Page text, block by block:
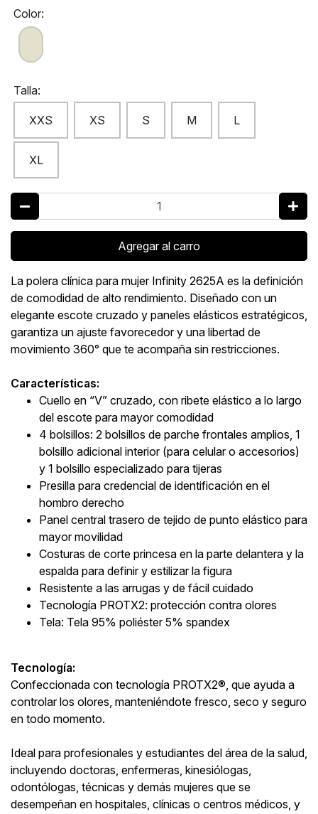
Color:
Talla:
XXS XS S M L
XL
Agregar al carro
La polera clínica para mujer Infinity 2625A es la definición
de comodidad de alto rendimiento. Diseñado con un
elegante escote cruzado y paneles elásticos estratégicos,
garantiza un ajuste favorecedor y una libertad de
movimiento 360° que te acompaña sin restricciones.
Características:
Cuello en “V” cruzado, con ribete elástico a lo largo
del escote para mayor comodidad
4 bolsillos: 2 bolsillos de parche frontales amplios, 1
bolsillo adicional interior (para celular o accesorios)
y 1 bolsillo especializado para tijeras
Presilla para credencial de identificación en el
hombro derecho
Panel central trasero de tejido de punto elástico para
mayor movilidad
Costuras de corte princesa en la parte delantera y la
espalda para definir y estilizar la figura
Resistente a las arrugas y de fácil cuidado
Tecnología PROTX2: protección contra olores
Tela: Tela 95% poliéster 5% spandex
Tecnología:
Confeccionada con tecnología PROTX2®, que ayuda a
controlar los olores, manteniéndote fresco, seco y seguro
en todo momento.
Ideal para profesionales y estudiantes del área de la salud,
incluyendo doctoras, enfermeras, kinesiólogas,
odontólogas, técnicas y demás mujeres que se
desempeñan en hospitales, clínicas o centros médicos, y